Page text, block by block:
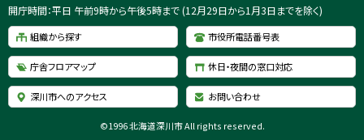
開庁時間：平日 午前9時から午後5時まで (12月29日から1月3日までを除く)
組織から探す 市役所電話番号表
庁舎フロアマップ 休日・夜間の窓口対応
深川市へのアクセス お問い合わせ
©1996 北海道深川市 All rights reserved.